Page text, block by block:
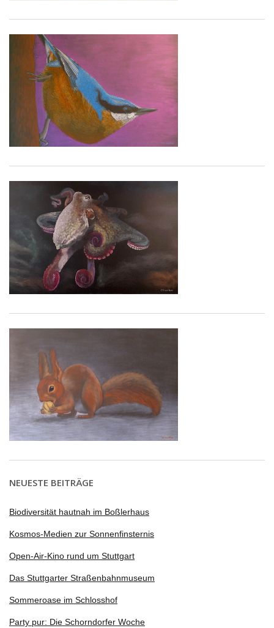
NEUESTE BEITRÄGE
Biodiversität hautnah im Boßlerhaus
Kosmos-Medien zur Sonnenfinsternis
Open-Air-Kino rund um Stuttgart
Das Stuttgarter Straßenbahnmuseum
Sommeroase im Schlosshof
Party pur: Die Schorndorfer Woche